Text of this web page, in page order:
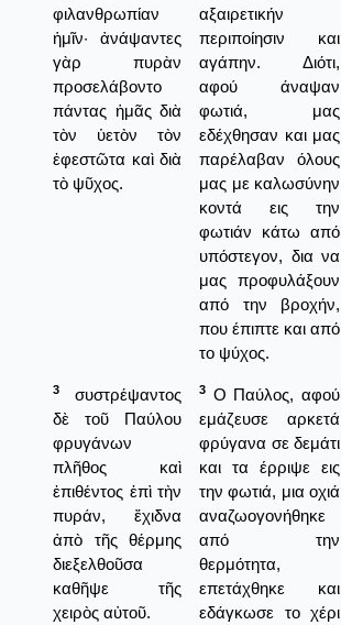
φιλανθρωπίαν
ἡμῖν· ἀνάψαντες
γὰρ πυρὰν
προσελάβοντο
πάντας ἡμᾶς διὰ
τὸν ὑετὸν τὸν
ἐφεστῶτα καὶ διὰ
τὸ ψῦχος.
αξαιρετικήν
περιποίησιν και
αγάπην. Διότι,
αφού άναψαν
φωτιά, μας
εδέχθησαν και μας
παρέλαβαν όλους
μας με καλωσύνην
κοντά εις την
φωτιάν κάτω από
υπόστεγον, δια να
μας προφυλάξουν
από την βροχήν,
που έπιπτε και από
το ψύχος.
3
συστρέψαντος
δὲ τοῦ Παύλου
φρυγάνων
πλῆθος καὶ
ἐπιθέντος ἐπὶ τὴν
πυράν, ἔχιδνα
ἀπὸ τῆς θέρμης
διεξελθοῦσα
καθῆψε τῆς
χειρὸς αὐτοῦ.
3 Ο Παύλος, αφού
εμάζευσε αρκετά
φρύγανα σε δεμάτι
και τα έρριψε εις
την φωτιά, μια οχιά
αναζωογονήθηκε
από την
θερμότητα,
επετάχθηκε και
εδάγκωσε το χέρι